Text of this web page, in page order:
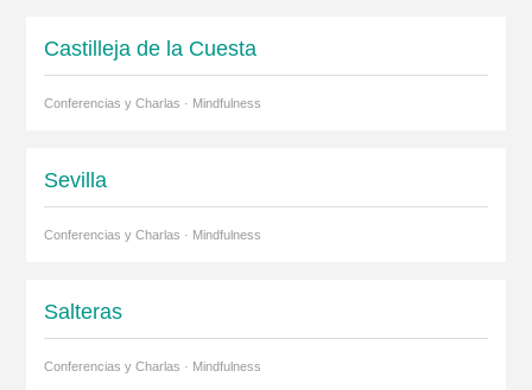
Castilleja de la Cuesta
Conferencias y Charlas · Mindfulness
Sevilla
Conferencias y Charlas · Mindfulness
Salteras
Conferencias y Charlas · Mindfulness